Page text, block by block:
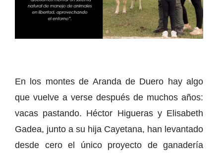
En los montes de Aranda de Duero hay algo
que vuelve a verse después de muchos años:
vacas pastando. Héctor Higueras y Elisabeth
Gadea, junto a su hija Cayetana, han levantado
desde cero el único proyecto de ganadería